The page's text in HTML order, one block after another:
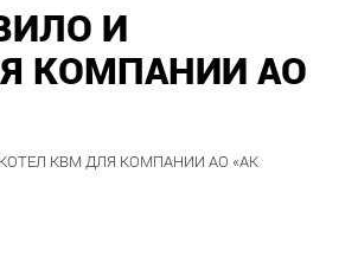
И
КОМПАНИИ АО
КВМ ДЛЯ КОМПАНИИ АО «АК